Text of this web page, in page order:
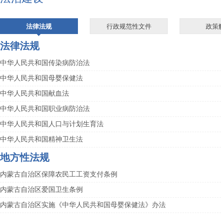
法律法规 行政规范性文件 政策
法律法规
中华人民共和国传染病防治法
中华人民共和国母婴保健法
中华人民共和国献血法
中华人民共和国职业病防治法
中华人民共和国人口与计划生育法
中华人民共和国精神卫生法
地方性法规
内蒙古自治区保障农民工工资支付条例
内蒙古自治区爱国卫生条例
内蒙古自治区实施《中华人民共和国母婴保健法》办法